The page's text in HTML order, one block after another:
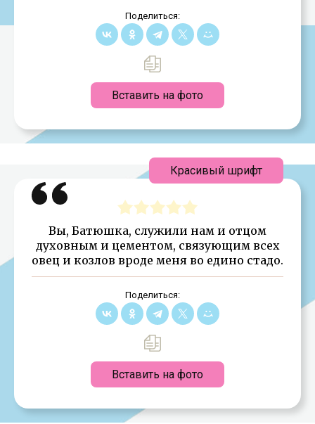
Поделиться:
Вставить на фото
Вы, Батюшка, служили нам и отцом
духовным и цементом, связующим всех
овец и козлов вроде меня во едино стадо.
Поделиться:
Вставить на фото
Красивый шрифт